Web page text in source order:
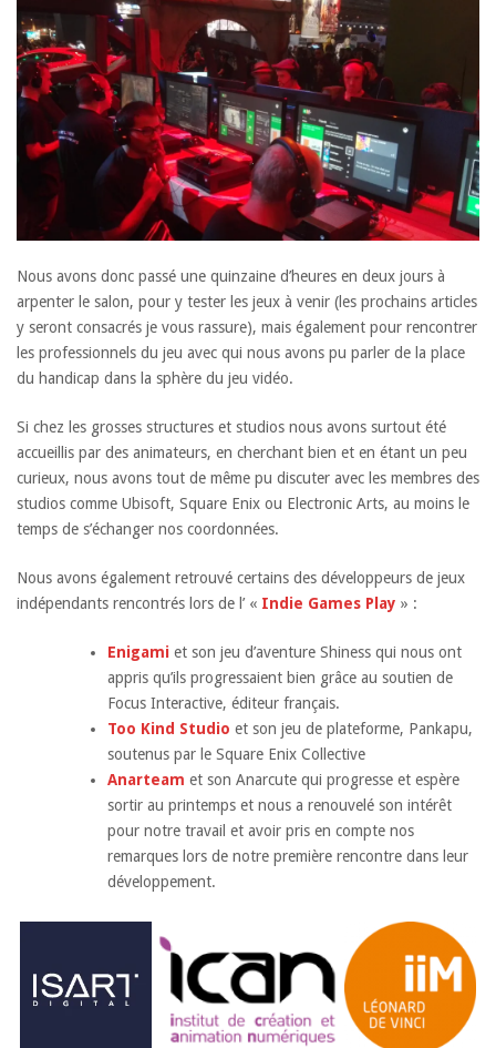
Nous avons donc passé une quinzaine d’heures en deux jours à
arpenter le salon, pour y tester les jeux à venir (les prochains articles
y seront consacrés je vous rassure), mais également pour rencontrer
les professionnels du jeu avec qui nous avons pu parler de la place
du handicap dans la sphère du jeu vidéo.
Si chez les grosses structures et studios nous avons surtout été
accueillis par des animateurs, en cherchant bien et en étant un peu
curieux, nous avons tout de même pu discuter avec les membres des
studios comme Ubisoft, Square Enix ou Electronic Arts, au moins le
temps de s’échanger nos coordonnées.
Nous avons également retrouvé certains des développeurs de jeux
indépendants rencontrés lors de l’ « Indie Games Play » :
Enigami et son jeu d’aventure Shiness qui nous ont
appris qu’ils progressaient bien grâce au soutien de
Focus Interactive, éditeur français.
Too Kind Studio et son jeu de plateforme, Pankapu,
soutenus par le Square Enix Collective
Anarteam et son Anarcute qui progresse et espère
sortir au printemps et nous a renouvelé son intérêt
pour notre travail et avoir pris en compte nos
remarques lors de notre première rencontre dans leur
développement.